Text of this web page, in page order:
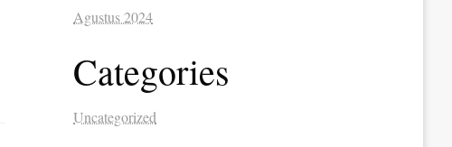
Agustus 2024
Categories
Uncategorized